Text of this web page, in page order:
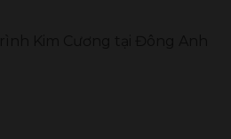
Kim Cương tại Đông Anh